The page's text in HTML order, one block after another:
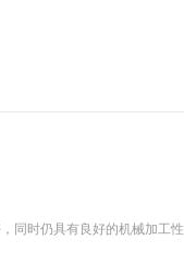
同时仍具有良好的机械加工性